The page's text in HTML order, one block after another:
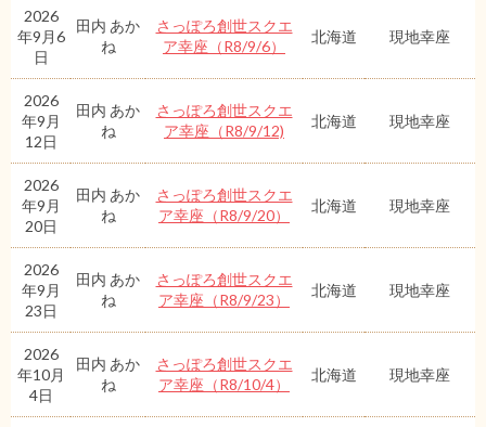
2026
年9月6
日
田内 あか
ね
さっぽろ創世スクエ
ア幸座（R8/9/6）
北海道 現地幸座
2026
年9月
12日
田内 あか
ね
さっぽろ創世スクエ
ア幸座（R8/9/12)
北海道 現地幸座
2026
年9月
20日
田内 あか
ね
さっぽろ創世スクエ
ア幸座（R8/9/20）
北海道 現地幸座
2026
年9月
23日
田内 あか
ね
さっぽろ創世スクエ
ア幸座（R8/9/23）
北海道 現地幸座
2026
年10月
4日
田内 あか
ね
さっぽろ創世スクエ
ア幸座（R8/10/4）
北海道 現地幸座